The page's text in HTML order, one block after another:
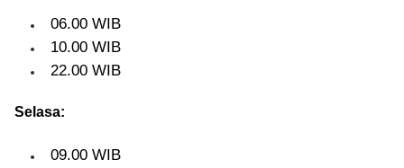
06.00 WIB
10.00 WIB
22.00 WIB
Selasa:
09.00 WIB